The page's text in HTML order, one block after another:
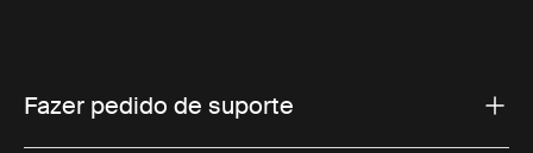
Fazer pedido de suporte